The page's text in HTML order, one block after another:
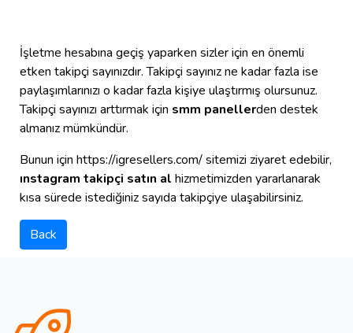
İşletme hesabına geçiş yaparken sizler için en önemli
etken takipçi sayınızdır. Takipçi sayınız ne kadar fazla ise
paylaşımlarınızı o kadar fazla kişiye ulaştırmış olursunuz.
Takipçi sayınızı arttırmak için smm panellerden destek
almanız mümkündür.
Bunun için https://igresellers.com/ sitemizi ziyaret edebilir,
ınstagram takipçi satın al hizmetimizden yararlanarak
kısa sürede istediğiniz sayıda takipçiye ulaşabilirsiniz.
Back